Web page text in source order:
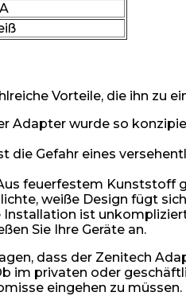
Vorteile, die ihn zu
Adapter wurde so
die Gefahr eines
feuerfestem Kunststoff
weiße Design fügt
ist
Sie Ihre Geräte an.
dass der Zenitech
im privaten oder
eingehen zu müssen.